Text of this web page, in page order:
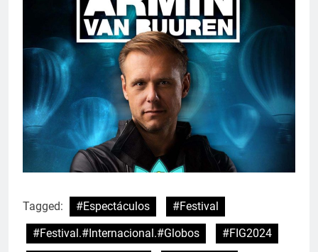
Tagged: #Espectáculos
#Festival
#Festival.#Internacional.#Globos
#FIG2024